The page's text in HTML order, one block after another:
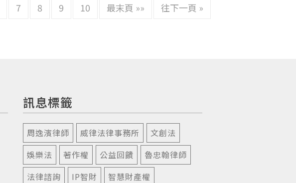
7 8 9 10 最末頁 »» 往下一頁 »
訊息標籤
周逸濱律師 威律法律事務所
文創法
娛樂法
著作權 公益回饋
魯忠翰律師
法律諮詢
IP智財
智慧財產權